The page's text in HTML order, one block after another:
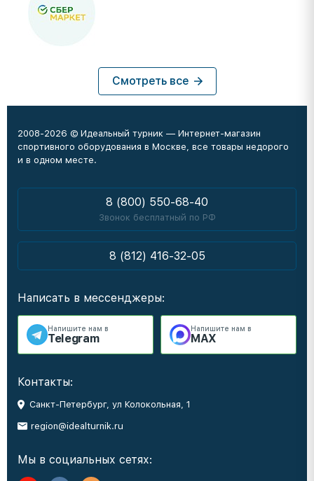
Смотреть все
2008-2026 © Идеальный турник — Интернет-магазин
спортивного оборудования в Москве, все товары недорого
и в одном месте.
8 (800) 550-68-40
Звонок бесплатный по РФ
8 (812) 416-32-05
Написать в мессенджеры:
Напишите нам в
Telegram
Напишите нам в
MAX
Контакты:
Санкт-Петербург, ул Колокольная, 1
region@idealturnik.ru
Мы в социальных сетях: